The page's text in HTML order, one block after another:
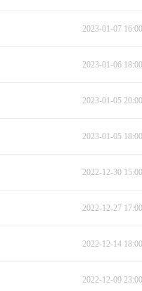
2023-01-07
2023-01-06
2023-01-05
2023-01-05
2022-12-30
2022-12-27
2022-12-14
2022-12-09